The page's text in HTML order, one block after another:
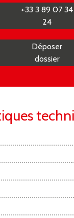
+33 3 89 07 34
24
Déposer
dossier